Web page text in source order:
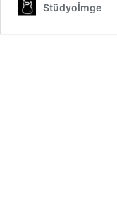
Stüdyoİmge